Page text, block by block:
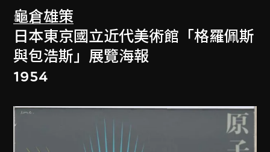
龜倉雄策
日本東京國立近代美術館「格羅佩斯
與包浩斯」展覽海報
1954